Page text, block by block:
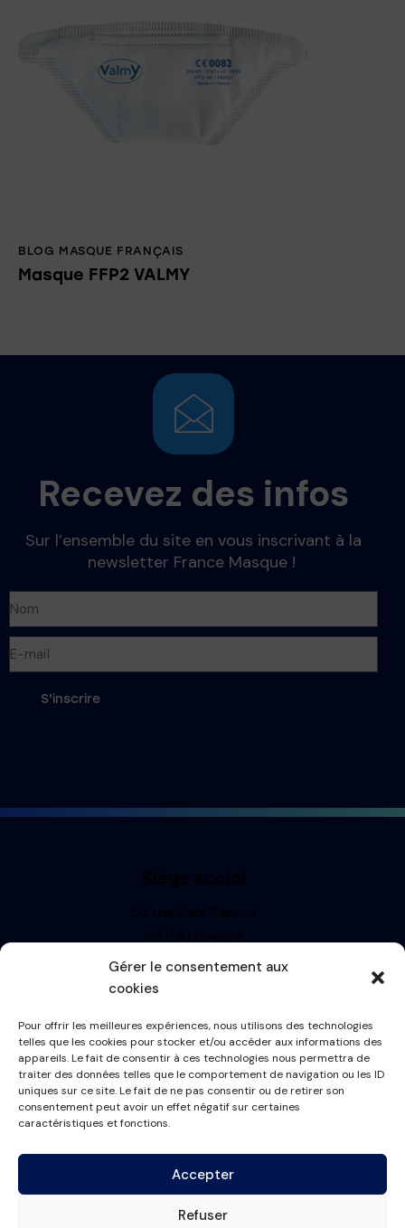
Gérer le consentement aux
cookies
Pour offrir les meilleures expériences, nous utilisons des technologies
telles que les cookies pour stocker et/ou accéder aux informations des
appareils. Le fait de consentir à ces technologies nous permettra de
traiter des données telles que le comportement de navigation ou les ID
uniques sur ce site. Le fait de ne pas consentir ou de retirer son
consentement peut avoir un effet négatif sur certaines
caractéristiques et fonctions.
Accepter
Refuser
BLOG MASQUE FRANÇAIS
Masque FFP2 VALMY
Recevez des infos
Sur l’ensemble du site en vous inscrivant à la
newsletter France Masque !
S'inscrire
Siège social
55 rue Sadi Carnot
93700 Drancy
Siren : 499710697
TVA: FR13499710697
Informations
Mentions Légales
Politique de cookies
Conditions générales
Contactez-nous
contact@france-masque.fr